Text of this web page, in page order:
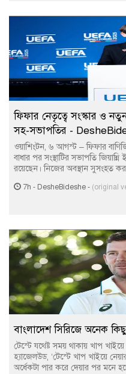
ফিফার নেতৃত্বে সংস্কার ও
সহ-সভাপতির -
ওয়াশিংটন, ৬ আগস্ট – ফিফার
বাধার পর সংস্থাটির সভাপতি
রয়েছেন। নিজের অবস্থান সুসংহত
7h - DesheBideshe - (original
বাংলাদেশ সিরিজে অনেক
টেস্টে যথেষ্ট সময় থাকায় খাপ
হ্যাজেলউড, ‘টেস্টে খাপ খাইয়ে
অর্ধেকটা পার করে দেয়ার পর মনে